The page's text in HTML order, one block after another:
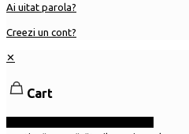
Ai uitat parola?
Creezi un cont?
✕
Cart